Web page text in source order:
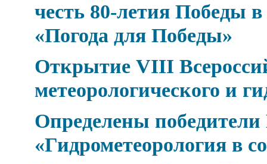
честь 80-летия Победы
«Погода для Победы»
Открытие VIII
метеорологического и
Определены победители
«Гидрометеорология в